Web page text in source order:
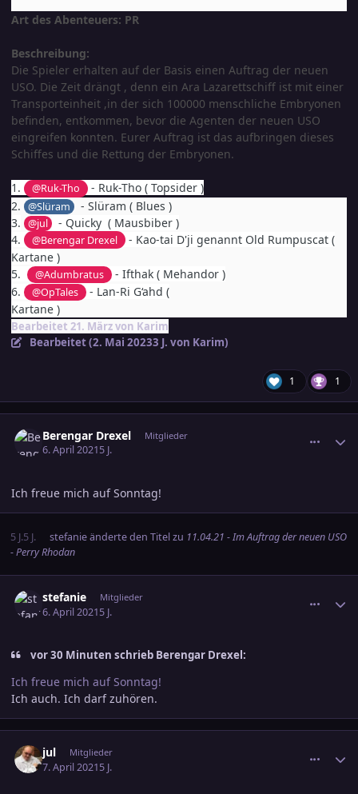
Art des Abenteuers: PR
Beschreibung:
Die Spieler erhalten auf der Basis einen Auftrag der neuen
USO. Die Zeit drängt , denn ein Ara Lazarettschiff ist mit einer
Transporteinheit ,in der sich 100000 menschliche Embryonen
befinden, entkommen, bevor die Agenten der neuen USO
eingreifen konnten. Eurer Auftrag ist das aufbringen dieses
Schiffes und die Rettung der Embryonen.
1. @Ruk-Tho
- Ruk-Tho ( Topsider )
2. @Slüram
- Slüram ( Blues )
3. @jul
- Quicky ( Mausbiber )
4.
@Berengar Drexel
- Kao-tai D'ji genannt Old Rumpuscat (
Kartane )
5.
@Adumbratus
- Ifthak ( Mehandor )
6.
@OpTales
- Lan-Ri G‘ahd (
Kartane )
Bearbeitet 21. Märzvon Karim
Bearbeitet (2. Mai 20233 J. von Karim)
1 1
Berengar Drexel Mitglieder
6. April 20215 J.
Ich freue mich auf Sonntag!
5 J.5 J. stefanieänderte den Titel zu 11.04.21 - Im Auftrag der neuen USO
- Perry Rhodan
stefanie Mitglieder
6. April 20215 J.
vor 30 Minuten schrieb Berengar Drexel:
Ich freue mich auf Sonntag!
Ich auch. Ich darf zuhören.
jul Mitglieder
7. April 20215 J.